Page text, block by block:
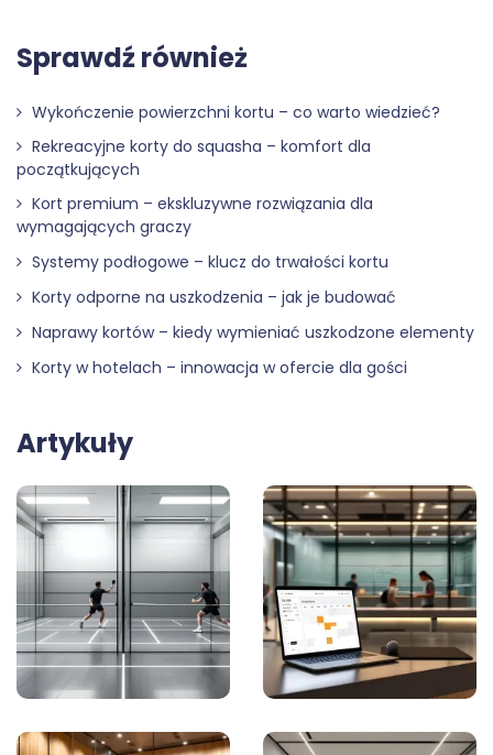
Sprawdź również
Wykończenie powierzchni kortu – co warto wiedzieć?
Rekreacyjne korty do squasha – komfort dla
początkujących
Kort premium – ekskluzywne rozwiązania dla
wymagających graczy
Systemy podłogowe – klucz do trwałości kortu
Korty odporne na uszkodzenia – jak je budować
Naprawy kortów – kiedy wymieniać uszkodzone elementy
Korty w hotelach – innowacja w ofercie dla gości
Artykuły